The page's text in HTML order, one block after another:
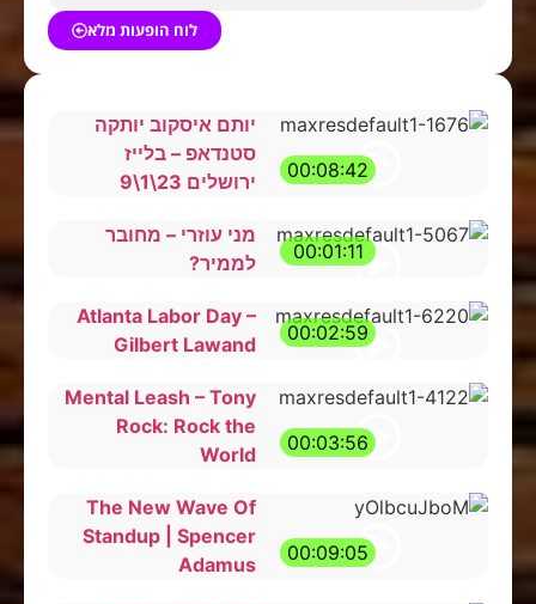
לוח הופעות מלא
00:08:42
יותם איסקוב יותקה
סטנדאפ – בלייז
ירושלים 23\1\9
00:01:11
מני עוזרי – מחובר
לממיר?
00:02:59
Atlanta Labor Day –
Gilbert Lawand
00:03:56
Mental Leash – Tony
Rock: Rock the
World
00:09:05
The New Wave Of
Standup | Spencer
Adamus